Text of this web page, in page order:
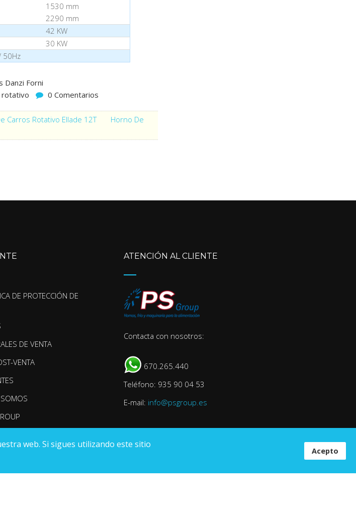
1530 mm
2290 mm
42 KW
30 KW
50Hz
Danzi Forni
rotativo 0 Comentarios
Carros Rotativo Ellade 12T
Horno De
DE PROTECCIÓN DE
DE VENTA
VENTA
ATENCIÓN AL CLIENTE
Contacta con nosotros:
670.265.440
Teléfono: 935 90 04 53
E-mail: info@psgroup.es
web. Si sigues utilizando este sitio
Acepto